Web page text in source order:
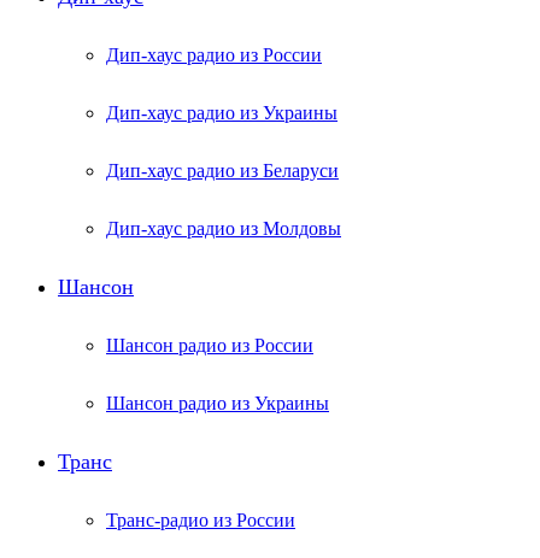
Дип-хаус радио из России
Дип-хаус радио из Украины
Дип-хаус радио из Беларуси
Дип-хаус радио из Молдовы
Шансон
Шансон радио из России
Шансон радио из Украины
Транс
Транс-радио из России